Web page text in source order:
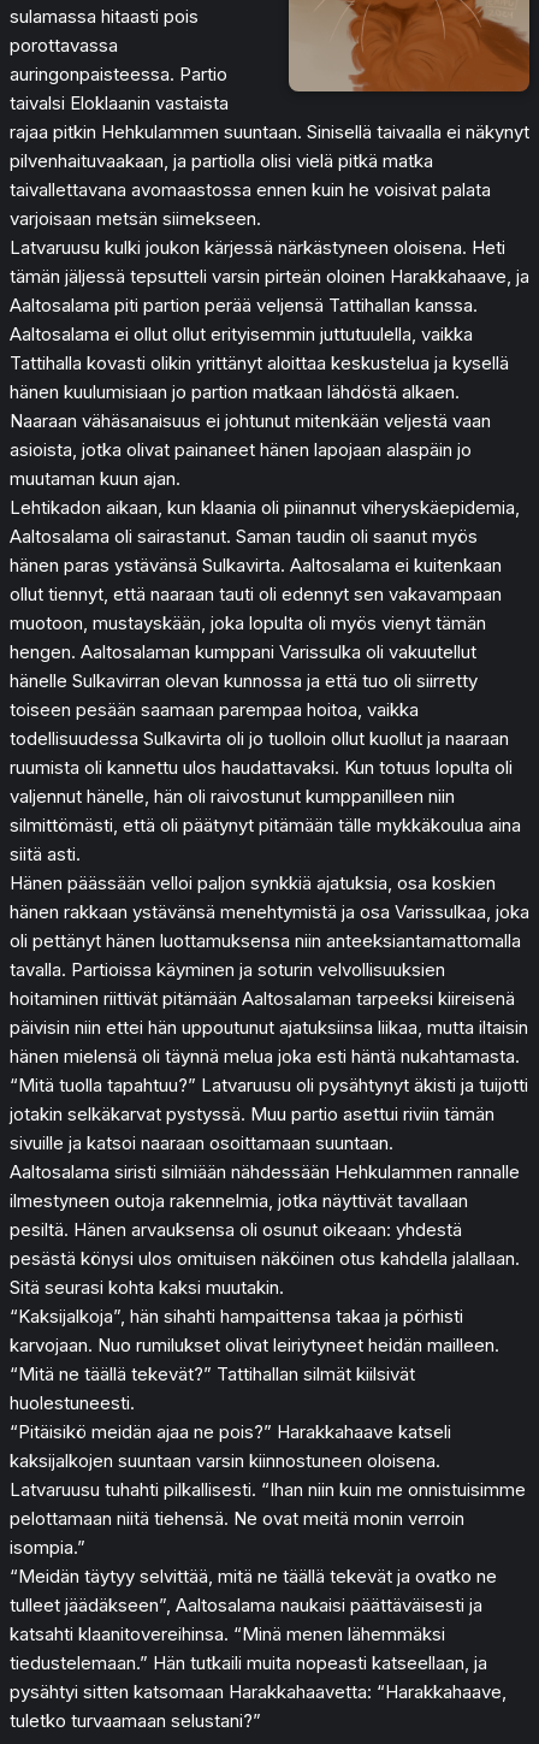
sulamassa hitaasti pois
porottavassa
auringonpaisteessa. Partio
taivalsi Eloklaanin vastaista
rajaa pitkin Hehkulammen suuntaan. Sinisellä taivaalla ei näkynyt
pilvenhaituvaakaan, ja partiolla olisi vielä pitkä matka
taivallettavana avomaastossa ennen kuin he voisivat palata
varjoisaan metsän siimekseen.
Latvaruusu kulki joukon kärjessä närkästyneen oloisena. Heti
tämän jäljessä tepsutteli varsin pirteän oloinen Harakkahaave, ja
Aaltosalama piti partion perää veljensä Tattihallan kanssa.
Aaltosalama ei ollut ollut erityisemmin juttutuulella, vaikka
Tattihalla kovasti olikin yrittänyt aloittaa keskustelua ja kysellä
hänen kuulumisiaan jo partion matkaan lähdöstä alkaen.
Naaraan vähäsanaisuus ei johtunut mitenkään veljestä vaan
asioista, jotka olivat painaneet hänen lapojaan alaspäin jo
muutaman kuun ajan.
Lehtikadon aikaan, kun klaania oli piinannut viheryskäepidemia,
Aaltosalama oli sairastanut. Saman taudin oli saanut myös
hänen paras ystävänsä Sulkavirta. Aaltosalama ei kuitenkaan
ollut tiennyt, että naaraan tauti oli edennyt sen vakavampaan
muotoon, mustayskään, joka lopulta oli myös vienyt tämän
hengen. Aaltosalaman kumppani Varissulka oli vakuutellut
hänelle Sulkavirran olevan kunnossa ja että tuo oli siirretty
toiseen pesään saamaan parempaa hoitoa, vaikka
todellisuudessa Sulkavirta oli jo tuolloin ollut kuollut ja naaraan
ruumista oli kannettu ulos haudattavaksi. Kun totuus lopulta oli
valjennut hänelle, hän oli raivostunut kumppanilleen niin
silmittömästi, että oli päätynyt pitämään tälle mykkäkoulua aina
siitä asti.
Hänen päässään velloi paljon synkkiä ajatuksia, osa koskien
hänen rakkaan ystävänsä menehtymistä ja osa Varissulkaa, joka
oli pettänyt hänen luottamuksensa niin anteeksiantamattomalla
tavalla. Partioissa käyminen ja soturin velvollisuuksien
hoitaminen riittivät pitämään Aaltosalaman tarpeeksi kiireisenä
päivisin niin ettei hän uppoutunut ajatuksiinsa liikaa, mutta iltaisin
hänen mielensä oli täynnä melua joka esti häntä nukahtamasta.
“Mitä tuolla tapahtuu?” Latvaruusu oli pysähtynyt äkisti ja tuijotti
jotakin selkäkarvat pystyssä. Muu partio asettui riviin tämän
sivuille ja katsoi naaraan osoittamaan suuntaan.
Aaltosalama siristi silmiään nähdessään Hehkulammen rannalle
ilmestyneen outoja rakennelmia, jotka näyttivät tavallaan
pesiltä. Hänen arvauksensa oli osunut oikeaan: yhdestä
pesästä könysi ulos omituisen näköinen otus kahdella jalallaan.
Sitä seurasi kohta kaksi muutakin.
“Kaksijalkoja”, hän sihahti hampaittensa takaa ja pörhisti
karvojaan. Nuo rumilukset olivat leiriytyneet heidän mailleen.
“Mitä ne täällä tekevät?” Tattihallan silmät kiilsivät
huolestuneesti.
“Pitäisikö meidän ajaa ne pois?” Harakkahaave katseli
kaksijalkojen suuntaan varsin kiinnostuneen oloisena.
Latvaruusu tuhahti pilkallisesti. “Ihan niin kuin me onnistuisimme
pelottamaan niitä tiehensä. Ne ovat meitä monin verroin
isompia.”
“Meidän täytyy selvittää, mitä ne täällä tekevät ja ovatko ne
tulleet jäädäkseen”, Aaltosalama naukaisi päättäväisesti ja
katsahti klaanitovereihinsa. “Minä menen lähemmäksi
tiedustelemaan.” Hän tutkaili muita nopeasti katseellaan, ja
pysähtyi sitten katsomaan Harakkahaavetta: “Harakkahaave,
tuletko turvaamaan selustani?”